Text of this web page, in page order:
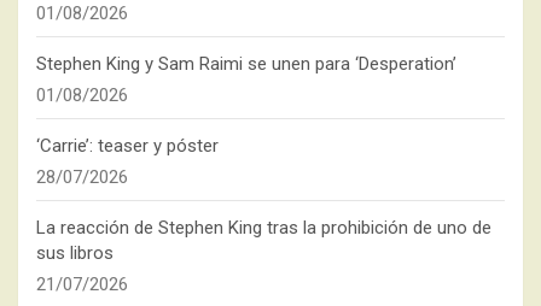
01/08/2026
Stephen King y Sam Raimi se unen para ‘Desperation’
01/08/2026
‘Carrie’: teaser y póster
28/07/2026
La reacción de Stephen King tras la prohibición de uno de
sus libros
21/07/2026